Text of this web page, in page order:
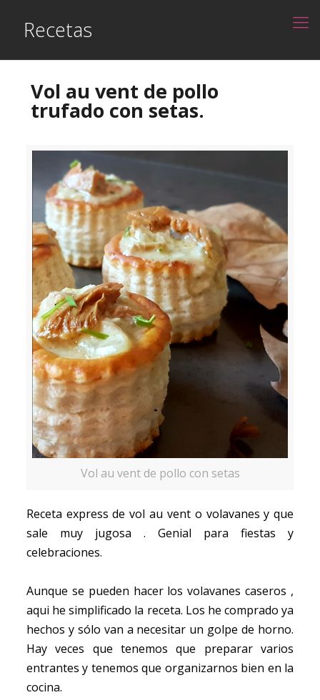
Recetas
Vol au vent de pollo
trufado con setas.
Vol au vent de pollo con setas
Receta express de vol au vent o volavanes y que
sale muy jugosa . Genial para fiestas y
celebraciones.
Aunque se pueden hacer los volavanes caseros ,
aqui he simplificado la receta. Los he comprado ya
hechos y sólo van a necesitar un golpe de horno.
Hay veces que tenemos que preparar varios
entrantes y tenemos que organizarnos bien en la
cocina.